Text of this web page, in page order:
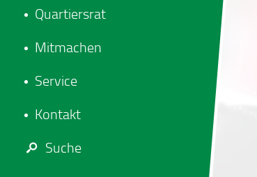
Quartiersrat
Mitmachen
Service
Kontakt
Suche